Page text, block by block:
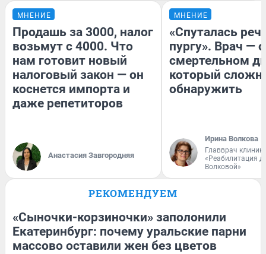
МНЕНИЕ
Продашь за 3000, налог
возьмут с 4000. Что
нам готовит новый
налоговый закон — он
коснется импорта и
даже репетиторов
Анастасия Завгородняя
МНЕНИЕ
«Спуталась
пургу». Врач — о
смертельном
который
обнаружить
Ирина Волкова
Главврач
«Реабилитация
Волковой»
РЕКОМЕНДУЕМ
«Сыночки-корзиночки» заполонили
Екатеринбург: почему уральские парни
массово оставили жен без цветов